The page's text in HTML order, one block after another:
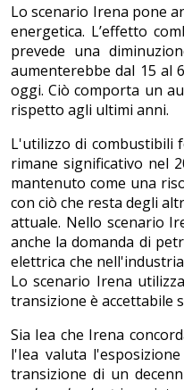
Lo scenario Irena pone
energetica. L’effetto
prevede una
aumenterebbe dal 15 al
oggi. Ciò comporta un
rispetto agli ultimi anni.
L'utilizzo di combustibili
rimane significativo nel
mantenuto come una
con ciò che resta degli
attuale. Nello scenario
anche la domanda di
elettrica che
Lo scenario Irena
transizione è accettabile
Sia Iea che Irena
l'Iea valuta
transizione di un